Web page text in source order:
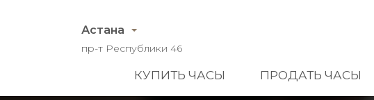
Астана
пр-т Республики 46
КУПИТЬ ЧАСЫ ПРОДАТЬ ЧАСЫ